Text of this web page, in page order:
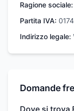
Ragione sociale:
Partita IVA:
Indirizzo legale:
Domande
Dove si trova